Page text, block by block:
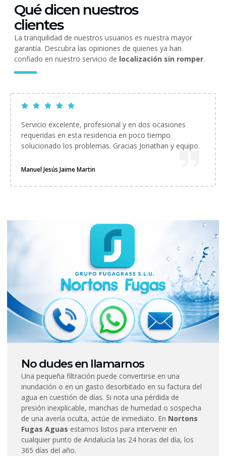
Qué dicen nuestros
clientes
La tranquilidad de nuestros usuarios es nuestra mayor
garantía. Descubra las opiniones de quienes ya han
confiado en nuestro servicio de localización sin romper.
Servicio excelente, profesional y en dos ocasiones
requeridas en esta residencia en poco tiempo
solucionado los problemas. Gracias Jonathan y equipo.
Manuel Jesús Jaime Martin
No dudes en llamarnos
Una pequeña filtración puede convertirse en una
inundación o en un gasto desorbitado en su factura del
agua en cuestión de días. Si nota una pérdida de
presión inexplicable, manchas de humedad o sospecha
de una avería oculta, actúe de inmediato. En Nortons
Fugas Aguas estamos listos para intervenir en
cualquier punto de Andalucía las 24 horas del día, los
365 días del año.